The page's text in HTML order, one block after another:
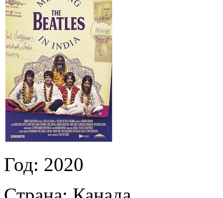
Год: 2020